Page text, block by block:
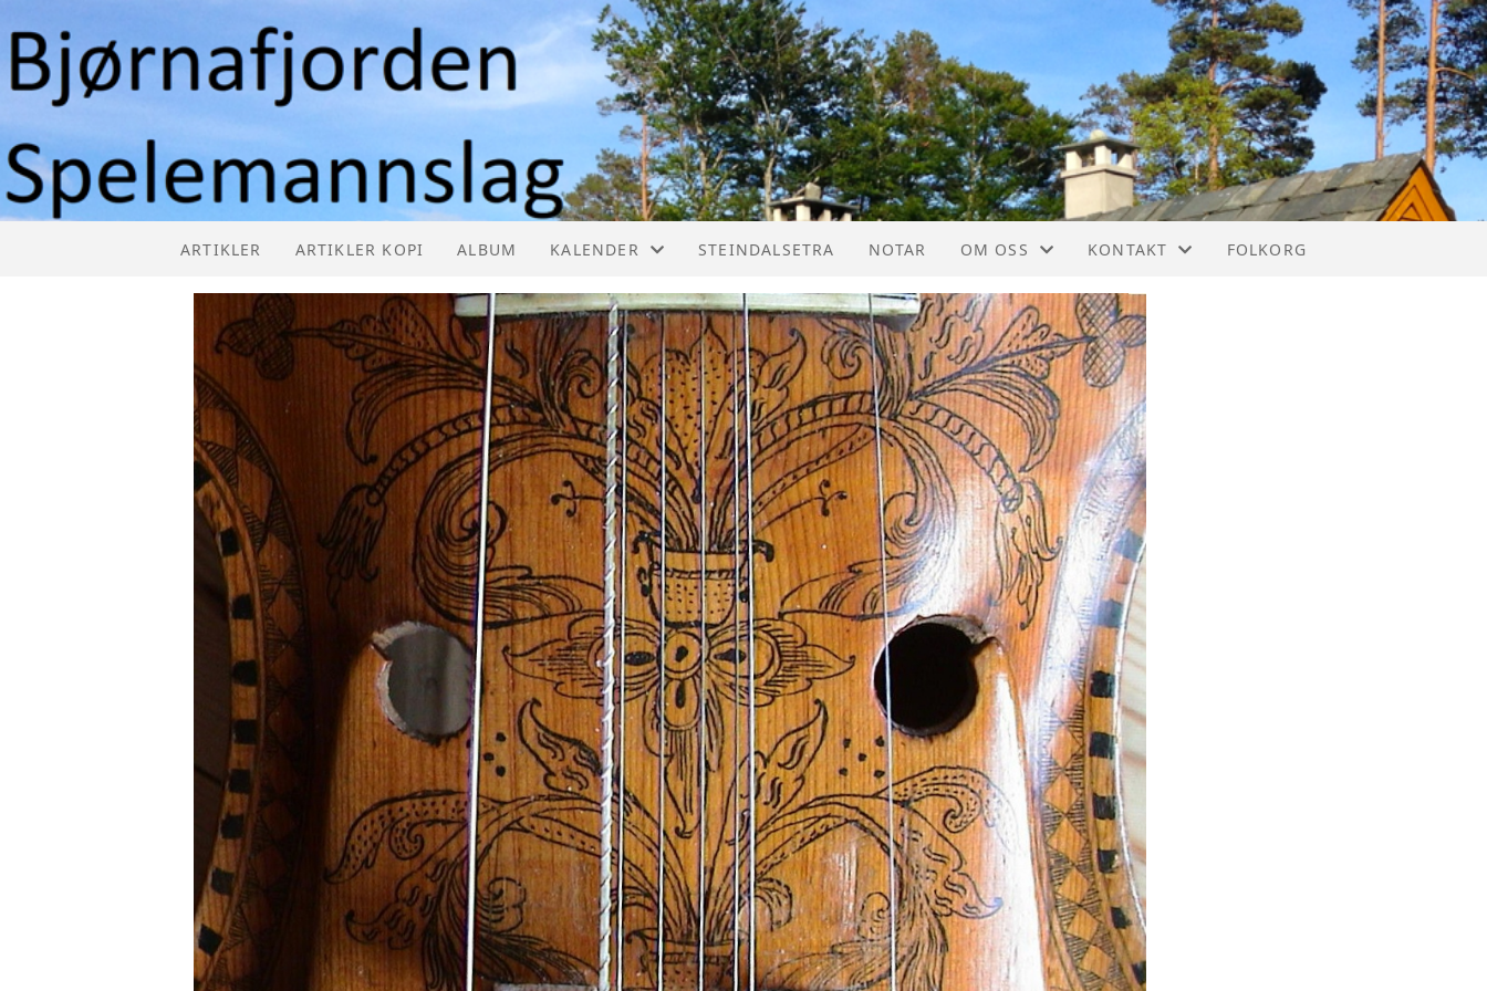
ARTIKLER ARTIKLER KOPI ALBUM KALENDER
KALENDER
LISTE
STEINDALSETRA NOTAR OM OSS
HEIM
KONTAKT
KONTAKT
STYREOVERSIKT
FOLKORG